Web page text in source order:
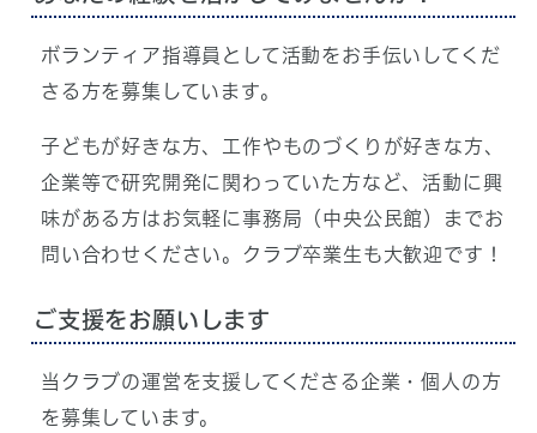
ボランティア指導員として活動をお手伝いしてくだ
さる方を募集しています。
子どもが好きな方、工作やものづくりが好きな方、
企業等で研究開発に関わっていた方など、活動に興
味がある方はお気軽に事務局（中央公民館）までお
問い合わせください。クラブ卒業生も大歓迎です！
ご支援をお願いします
当クラブの運営を支援してくださる企業・個人の方
を募集しています。